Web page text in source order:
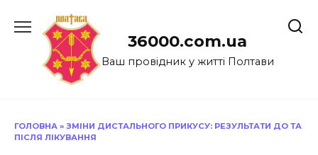
до
36000.com.ua
Ваш провідник у житті Полтави
ГОЛОВНА » ЗМІНИ ДИСТАЛЬНОГО ПРИКУСУ: РЕЗУЛЬТАТИ ДО ТА
ПІСЛЯ ЛІКУВАННЯ